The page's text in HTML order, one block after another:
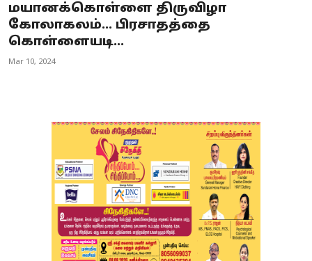
Astrology
Spirituality
மயானக்கொள்ளை திருவிழா
கோலாகலம்... பிரசாதத்தை
கொள்ளையடி...
Mar 10, 2024